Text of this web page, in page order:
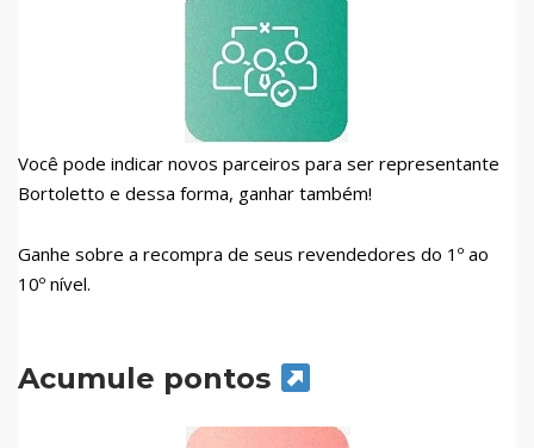
Você pode indicar novos parceiros para ser representante
Bortoletto e dessa forma, ganhar também!
Ganhe sobre a recompra de seus revendedores do 1º ao
10º nível.
Acumule pontos